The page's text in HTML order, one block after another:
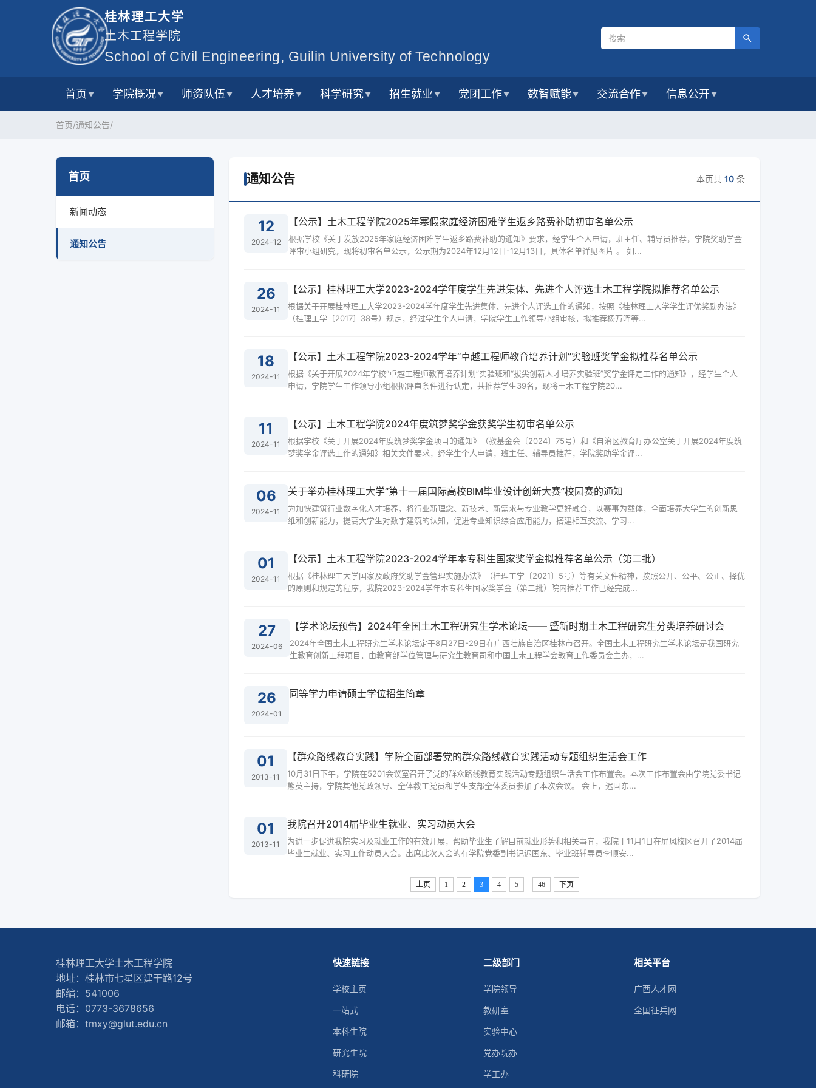
桂林理工大学
土木工程学院
School of Civil Engineering, Guilin University of Technology
首页 ▼ 学院概况 ▼ 师资队伍 ▼ 人才培养 ▼ 科学研究 ▼ 招生就业 ▼ 党团工作 ▼ 数智赋能 ▼ 交流合作 ▼ 信息公开 ▼
首页/通知公告/
首页
新闻动态
通知公告
通知公告 本页共 10 条
12
2024-12
【公示】土木工程学院2025年寒假家庭经济困难学生返乡路费补助初审名单公示
根据学校《关于发放2025年家庭经济困难学生返乡路费补助的通知》要求，经学生个人申请，班主任、辅导员推荐，学院奖助学金
评审小组研究，现将初审名单公示，公示期为2024年12月12日-12月13日，具体名单详见图片 。 如...
26
2024-11
【公示】桂林理工大学2023-2024学年度学生先进集体、先进个人评选土木工程学院拟推荐名单公示
根据关于开展桂林理工大学2023-2024学年度学生先进集体、先进个人评选工作的通知，按照《桂林理工大学学生评优奖励办法》
（桂理工学〔2017〕38号）规定，经过学生个人申请，学院学生工作领导小组审核，拟推荐杨万晖等...
18
2024-11
【公示】土木工程学院2023-2024学年“卓越工程师教育培养计划”实验班奖学金拟推荐名单公示
根据《关于开展2024年学校“卓越工程师教育培养计划”实验班和“拔尖创新人才培养实验班”奖学金评定工作的通知》，经学生个人
申请，学院学生工作领导小组根据评审条件进行认定，共推荐学生39名，现将土木工程学院20...
11
2024-11
【公示】土木工程学院2024年度筑梦奖学金获奖学生初审名单公示
根据学校《关于开展2024年度筑梦奖学金项目的通知》（教基金会〔2024〕75号）和《自治区教育厅办公室关于开展2024年度筑
梦奖学金评选工作的通知》相关文件要求，经学生个人申请，班主任、辅导员推荐，学院奖助学金评...
06
2024-11
关于举办桂林理工大学“第十一届国际高校BIM毕业设计创新大赛”校园赛的通知
为加快建筑行业数字化人才培养，将行业新理念、新技术、新需求与专业教学更好融合，以赛事为载体，全面培养大学生的创新思
维和创新能力，提高大学生对数字建筑的认知，促进专业知识综合应用能力，搭建相互交流、学习...
01
2024-11
【公示】土木工程学院2023-2024学年本专科生国家奖学金拟推荐名单公示（第二批）
根据《桂林理工大学国家及政府奖助学金管理实施办法》（桂理工学〔2021〕5号）等有关文件精神，按照公开、公平、公正、择优
的原则和规定的程序，我院2023-2024学年本专科生国家奖学金（第二批）院内推荐工作已经完成...
27
2024-06
【学术论坛预告】2024年全国土木工程研究生学术论坛—— 暨新时期土木工程研究生分类培养研讨会
2024年全国土木工程研究生学术论坛定于8月27日-29日在广西壮族自治区桂林市召开。全国土木工程研究生学术论坛是我国研究
生教育创新工程项目，由教育部学位管理与研究生教育司和中国土木工程学会教育工作委员会主办，...
26
2024-01
同等学力申请硕士学位招生简章
01
2013-11
【群众路线教育实践】学院全面部署党的群众路线教育实践活动专题组织生活会工作
10月31日下午，学院在5201会议室召开了党的群众路线教育实践活动专题组织生活会工作布置会。本次工作布置会由学院党委书记
熊英主持，学院其他党政领导、全体教工党员和学生支部全体委员参加了本次会议。 会上，迟国东...
01
2013-11
我院召开2014届毕业生就业、实习动员大会
为进一步促进我院实习及就业工作的有效开展，帮助毕业生了解目前就业形势和相关事宜，我院于11月1日在屏风校区召开了2014届
毕业生就业、实习工作动员大会。出席此次大会的有学院党委副书记迟国东、毕业班辅导员李顺安...
上页 1 2 3 4 5 46 下页
桂林理工大学土木工程学院
地址：桂林市七星区建干路12号
邮编：541006
电话：0773-3678656
邮箱：tmxy@glut.edu.cn
快速链接
学校主页
一站式
本科生院
研究生院
科研院
二级部门
学院领导
教研室
实验中心
党办院办
学工办
相关平台
广西人才网
全国征兵网